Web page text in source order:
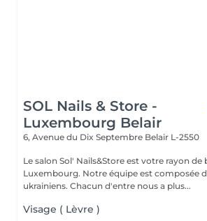
SOL Nails & Store -
Luxembourg Belair
6, Avenue du Dix Septembre Belair L-2550
Le salon Sol' Nails&Store est votre rayon de
Luxembourg. Notre équipe est composée de PROspécialistes
ukrainiens. Chacun d'entre nous a plus...
Visage ( Lèvre )